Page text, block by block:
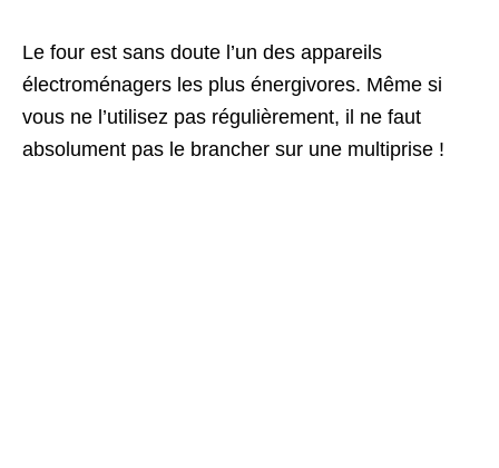
Le four est sans doute l’un des appareils
électroménagers les plus énergivores. Même si
vous ne l’utilisez pas régulièrement, il ne faut
absolument pas le brancher sur une multiprise !